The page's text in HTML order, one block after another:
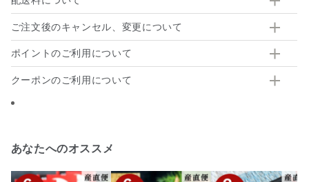
ご注文後のキャンセル、変更について
ポイントのご利用について
クーポンのご利用について
あなたへのオススメ